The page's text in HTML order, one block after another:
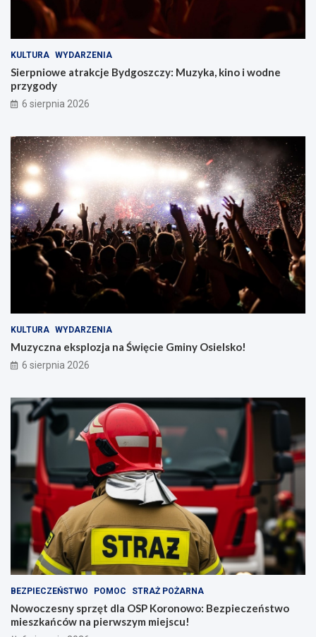
KULTURA WYDARZENIA
Sierpniowe atrakcje Bydgoszczy: Muzyka, kino i wodne
przygody
6 sierpnia 2026
KULTURA WYDARZENIA
Muzyczna eksplozja na Święcie Gminy Osielsko!
6 sierpnia 2026
BEZPIECZEŃSTWO POMOC STRAŻ POŻARNA
Nowoczesny sprzęt dla OSP Koronowo: Bezpieczeństwo
mieszkańców na pierwszym miejscu!